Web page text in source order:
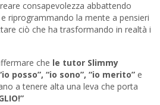
consapevolezza abbattendo
riprogrammando la mente a pensieri
ciò che ha trasformando in realtà i
che le tutor Slimmy
posso”, “io sono”, “io merito” e
a tenere alta una leva che porta